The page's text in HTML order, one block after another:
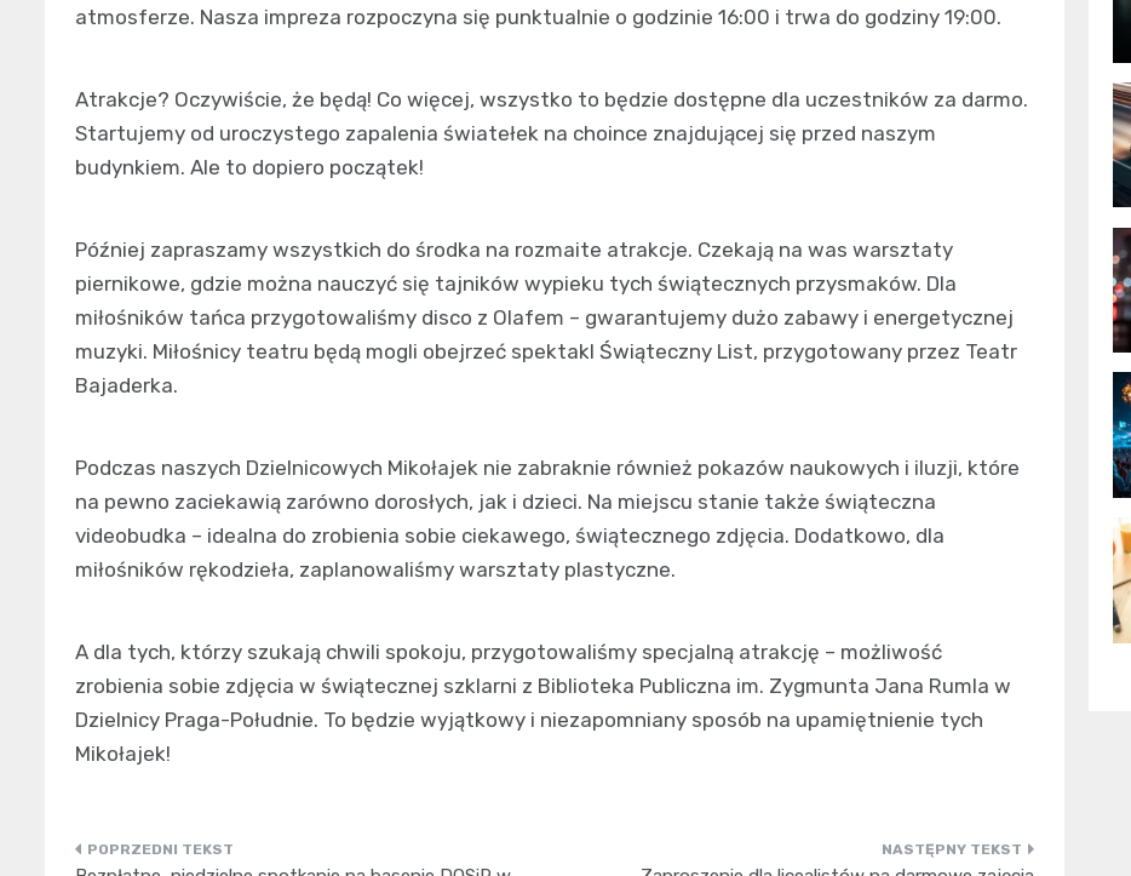
atmosferze. Nasza impreza rozpoczyna się punktualnie o godzinie 16:00 i trwa do godziny 19:00.
Atrakcje? Oczywiście, że będą! Co więcej, wszystko to będzie dostępne dla uczestników za darmo.
Startujemy od uroczystego zapalenia światełek na choince znajdującej się przed naszym
budynkiem. Ale to dopiero początek!
Później zapraszamy wszystkich do środka na rozmaite atrakcje. Czekają na was warsztaty
piernikowe, gdzie można nauczyć się tajników wypieku tych świątecznych przysmaków. Dla
miłośników tańca przygotowaliśmy disco z Olafem – gwarantujemy dużo zabawy i energetycznej
muzyki. Miłośnicy teatru będą mogli obejrzeć spektakl Świąteczny List, przygotowany przez Teatr
Bajaderka.
Podczas naszych Dzielnicowych Mikołajek nie zabraknie również pokazów naukowych i iluzji, które
na pewno zaciekawią zarówno dorosłych, jak i dzieci. Na miejscu stanie także świąteczna
videobudka – idealna do zrobienia sobie ciekawego, świątecznego zdjęcia. Dodatkowo, dla
miłośników rękodzieła, zaplanowaliśmy warsztaty plastyczne.
A dla tych, którzy szukają chwili spokoju, przygotowaliśmy specjalną atrakcję – możliwość
zrobienia sobie zdjęcia w świątecznej szklarni z Biblioteka Publiczna im. Zygmunta Jana Rumla w
Dzielnicy Praga-Południe. To będzie wyjątkowy i niezapomniany sposób na upamiętnienie tych
Mikołajek!
Nawigacja